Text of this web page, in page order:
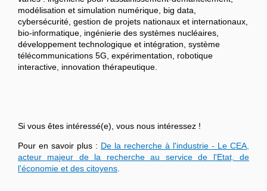
modélisation et simulation numérique, big data,
cybersécurité, gestion de projets nationaux et internationaux,
bio-informatique, ingénierie des systèmes nucléaires,
développement technologique et intégration, système
télécommunications 5G, expérimentation, robotique
interactive, innovation thérapeutique.
Si vous êtes intéressé(e), vous nous intéressez !
Pour en savoir plus : De la recherche à l'industrie - Le CEA,
acteur majeur de la recherche au service de l'Etat, de
l'économie et des citoyens